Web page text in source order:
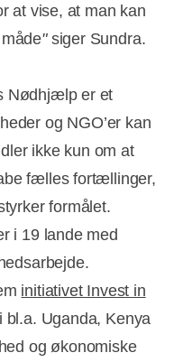
at vise, at man kan
"siger Sundra.
Nødhjælp er et
og NGO’er kan
ikke kun om at
fælles fortællinger,
formålet.
i 19 lande med
initiativet Invest in
bl.a. Uganda, Kenya
og økonomiske